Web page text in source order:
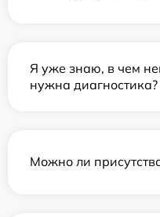
Я уже знаю, в чем
нужна диагностика?
Можно ли